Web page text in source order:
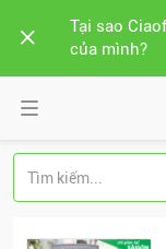
Tại sao
của mình?